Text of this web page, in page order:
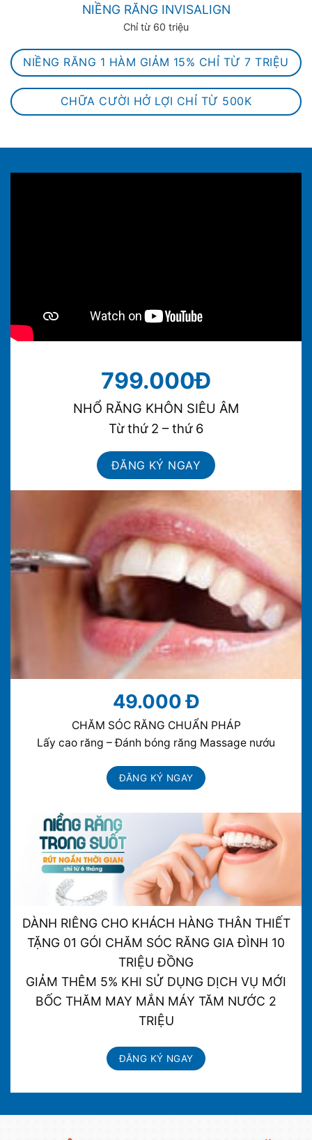
NIỀNG RĂNG INVISALIGN
Chỉ từ 60 triệu
NIỀNG RĂNG 1 HÀM GIẢM 15% CHỈ TỪ 7 TRIỆU
CHỮA CƯỜI HỞ LỢI CHỈ TỪ 500K
799.000Đ
NHỔ RĂNG KHÔN SIÊU ÂM
Từ thứ 2 – thứ 6
ĐĂNG KÝ NGAY
49.000 Đ
CHĂM SÓC RĂNG CHUẨN PHÁP
Lấy cao răng – Đánh bóng răng Massage nướu
ĐĂNG KÝ NGAY
DÀNH RIÊNG CHO KHÁCH HÀNG THÂN THIẾT
TẶNG 01 GÓI CHĂM SÓC RĂNG GIA ĐÌNH 10
TRIỆU ĐỒNG
GIẢM THÊM 5% KHI SỬ DỤNG DỊCH VỤ MỚI
BỐC THĂM MAY MẮN MÁY TĂM NƯỚC 2
TRIỆU
ĐĂNG KÝ NGAY